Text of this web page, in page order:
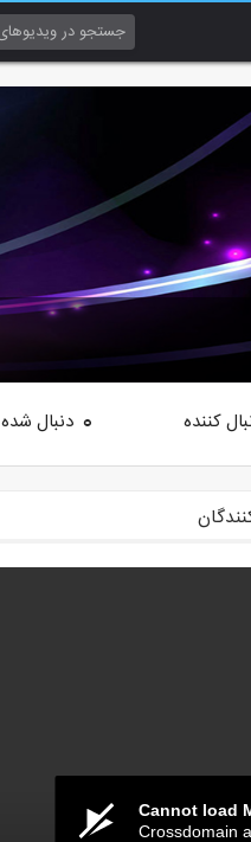
کننده 0 دنبال شده
Cannot load
Crossdomain